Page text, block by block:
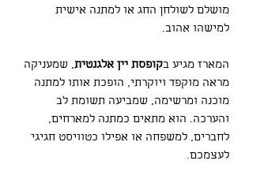
מושלם לשולחן החג או למתנה אישית
למישהו אהוב.
המארז מגיע בקופסת יין אלגנטית, שמעניקה
מראה מוקפד ויוקרתי, הופכת אותו למתנה
מוכנה ומרשימה, שמביעה תשומת לב
והערכה. הוא מתאים כמתנה למארחים,
לחברים, למשפחה או אפילו כטוויסט חגיגי
לעצמכם.